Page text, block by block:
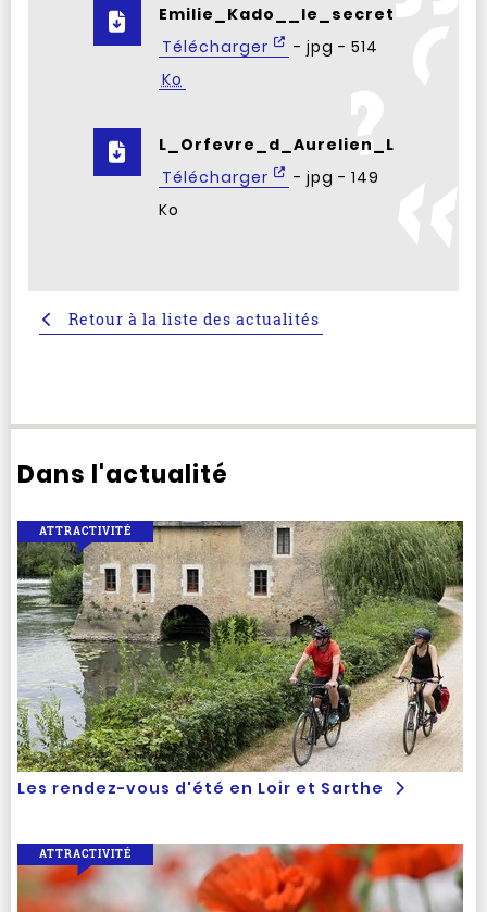
Télécharger
- jpg - 514
Ko
L_Orfevre_d_Aurelien_Lozes.jpg
Télécharger
- jpg - 149
Ko
Retour à la liste des actualités
Dans l'actualité
Les rendez-vous d'été en Loir et Sarthe
ATTRACTIVITÉ
ATTRACTIVITÉ